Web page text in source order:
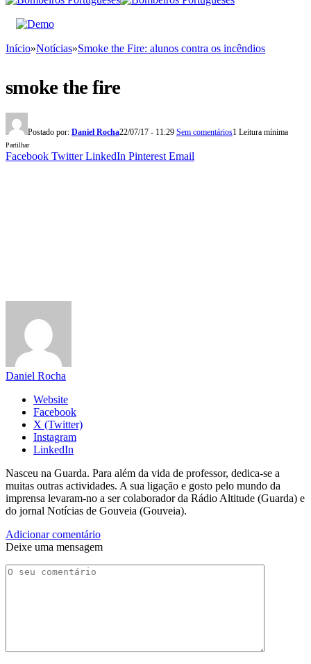
Início»Notícias»Smoke the Fire: alunos contra os incêndios
smoke the fire
Postado por: Daniel Rocha22/07/17 - 11:29 Sem comentários1 Leitura mínima
Partilhar
Facebook Twitter LinkedIn Pinterest Email
Daniel Rocha
Website
Facebook
X (Twitter)
Instagram
LinkedIn
Nasceu na Guarda. Para além da vida de professor, dedica-se a
muitas outras actividades. A sua ligação e gosto pelo mundo da
imprensa levaram-no a ser colaborador da Rádio Altitude (Guarda) e
do jornal Notícias de Gouveia (Gouveia).
Adicionar comentário
Deixe uma mensagem